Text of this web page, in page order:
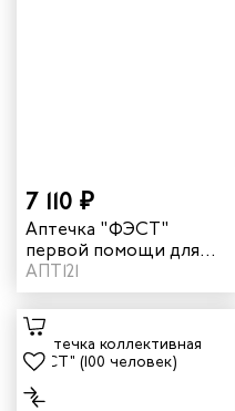
7 110 ₽
Аптечка "ФЭСТ"
первой помощи для
нефтяника и газовика
АПТ121